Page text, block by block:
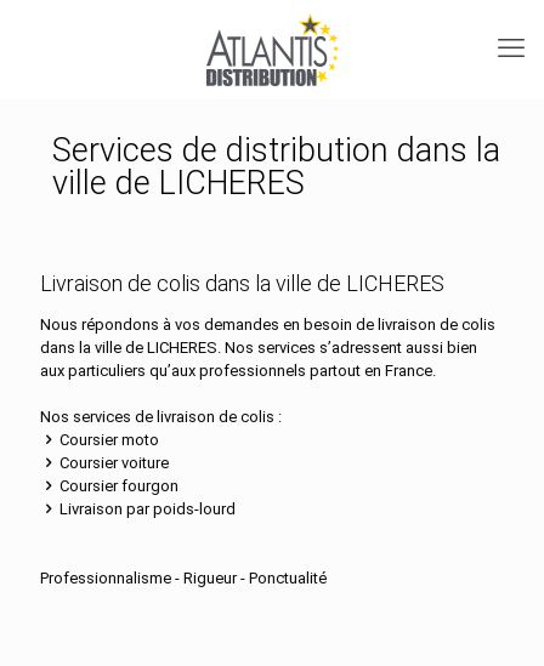
Services de distribution dans la
ville de LICHERES
Livraison de colis dans la ville de LICHERES
Nous répondons à vos demandes en besoin de livraison de colis
dans la ville de LICHERES. Nos services s’adressent aussi bien
aux particuliers qu’aux professionnels partout en France.
Nos services de livraison de colis :
Coursier moto
Coursier voiture
Coursier fourgon
Livraison par poids-lourd
Professionnalisme - Rigueur - Ponctualité